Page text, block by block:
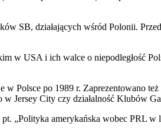
SB, działających wśród Polonii.
w USA i ich walce o niepodległość
Polsce po 1989 r. Zaprezentowano
Jersey City czy działalność Klubów
„Polityka amerykańska wobec PRL